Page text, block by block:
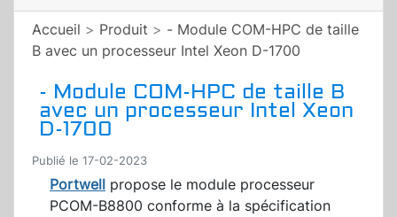
Accueil > Produit > - Module COM-HPC de taille
B avec un processeur Intel Xeon D-1700
- Module COM-HPC de taille B
avec un processeur Intel Xeon
D-1700
Publié le 17-02-2023
Portwell propose le module processeur
PCOM-B8800 conforme à la spécification